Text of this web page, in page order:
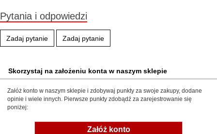
Pytania i odpowiedzi
Zadaj pytanie Zadaj pytanie
Skorzystaj na założeniu konta w naszym sklepie
Załóż konto w naszym sklepie i zdobywaj punkty za swoje zakupy, dodane
opinie i wiele innych. Pierwsze punkty zdobądź za zarejestrowanie się
poniżej:
Załóż konto